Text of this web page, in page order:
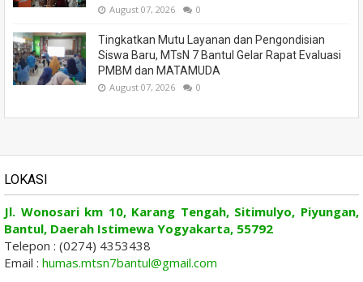
August 07, 2026 0
Tingkatkan Mutu Layanan dan Pengondisian
Siswa Baru, MTsN 7 Bantul Gelar Rapat Evaluasi
PMBM dan MATAMUDA
August 07, 2026 0
LOKASI
Jl. Wonosari km 10, Karang Tengah, Sitimulyo, Piyungan,
Bantul, Daerah Istimewa Yogyakarta, 55792
Telepon : (0274) 4353438
Email : humas.mtsn7bantul@gmail.com